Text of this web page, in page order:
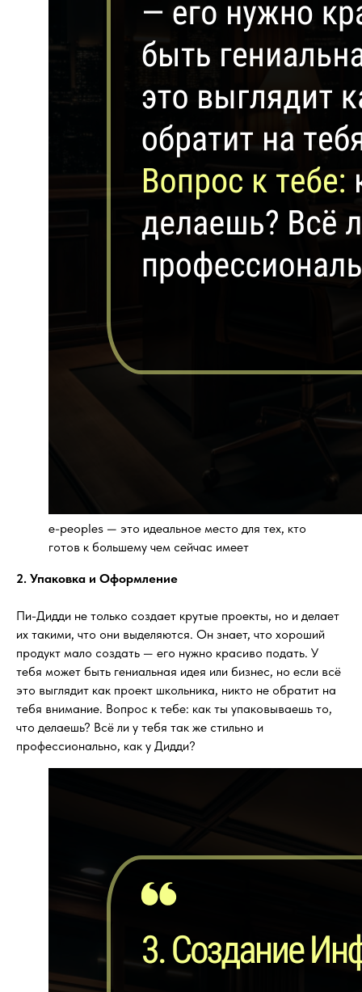
e-peoples — это идеальное место для тех, кто
готов к большему чем сейчас имеет
2. Упаковка и Оформление
Пи-Дидди не только создает крутые проекты, но и делает
их такими, что они выделяются. Он знает, что хороший
продукт мало создать — его нужно красиво подать. У
тебя может быть гениальная идея или бизнес, но если всё
это выглядит как проект школьника, никто не обратит на
тебя внимание. Вопрос к тебе: как ты упаковываешь то,
что делаешь? Всё ли у тебя так же стильно и
профессионально, как у Дидди?